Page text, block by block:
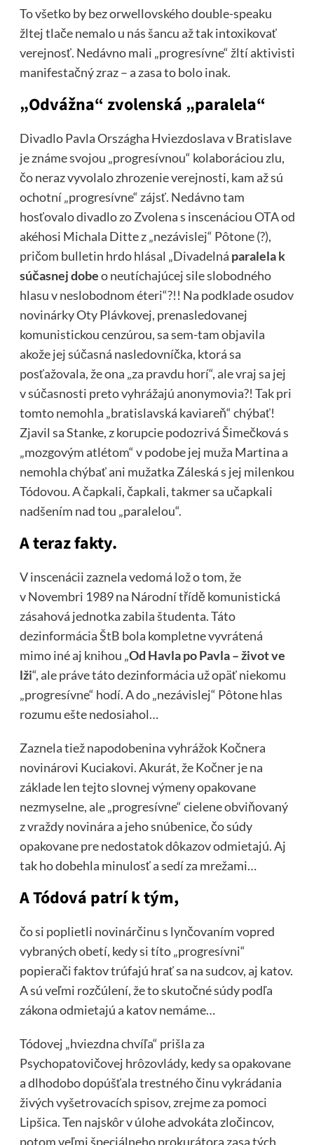
To všetko by bez orwellovského double-speaku
žltej tlače nemalo u nás šancu až tak intoxikovať
verejnosť. Nedávno mali „progresívne“ žltí aktivisti
manifestačný zraz – a zasa to bolo inak.
„Odvážna“ zvolenská „paralela“
Divadlo Pavla Országha Hviezdoslava v Bratislave
je známe svojou „progresívnou“ kolaboráciou zlu,
čo neraz vyvolalo zhrozenie verejnosti, kam až sú
ochotní „progresívne“ zájsť. Nedávno tam
hosťovalo divadlo zo Zvolena s inscenáciou OTA od
akéhosi Michala Ditte z „nezávislej“ Pôtone (?),
pričom bulletin hrdo hlásal „Divadelná paralela k
súčasnej dobeo neutíchajúcej sile slobodného
hlasu v neslobodnom éteri“?!! Na podklade osudov
novinárky Oty Plávkovej, prenasledovanej
komunistickou cenzúrou, sa sem-tam objavila
akože jej súčasná nasledovníčka, ktorá sa
posťažovala, že ona „za pravdu horí“, ale vraj sa jej
v súčasnosti preto vyhrážajú anonymovia?! Tak pri
tomto nemohla „bratislavská kaviareň“ chýbať!
Zjavil sa Stanke, z korupcie podozrivá Šimečková s
„mozgovým atlétom“ v podobe jej muža Martina a
nemohla chýbať ani mužatka Záleská s jej milenkou
Tódovou. A čapkali, čapkali, takmer sa učapkali
nadšením nad tou „paralelou“.
A teraz fakty.
V inscenácii zaznela vedomá lož o tom, že
v Novembri 1989 na Národní třídě komunistická
zásahová jednotka zabila študenta. Táto
dezinformácia ŠtB bola kompletne vyvrátená
mimo iné aj knihou „Od Havla po Pavla – život ve
lži“, ale práve táto dezinformácia už opäť niekomu
„progresívne“ hodí. A do „nezávislej“ Pôtone hlas
rozumu ešte nedosiahol…
Zaznela tiež napodobenina vyhrážok Kočnera
novinárovi Kuciakovi. Akurát, že Kočner je na
základe len tejto slovnej výmeny opakovane
nezmyselne, ale „progresívne“ cielene obviňovaný
z vraždy novinára a jeho snúbenice, čo súdy
opakovane pre nedostatok dôkazov odmietajú. Aj
tak ho dobehla minulosť a sedí za mrežami…
A Tódová patrí k tým,
čo si poplietli novinárčinu s lynčovaním vopred
vybraných obetí, kedy si títo „progresívni“
popierači faktov trúfajú hrať sa na sudcov, aj katov.
A sú veľmi rozčúlení, že to skutočné súdy podľa
zákona odmietajú a katov nemáme…
Tódovej „hviezdna chvíľa“ prišla za
Psychopatovičovej hrôzovlády, kedy sa opakovane
a dlhodobo dopúšťala trestného činu vykrádania
živých vyšetrovacích spisov, zrejme za pomoci
Lipšica. Ten najskôr v úlohe advokáta zločincov,
potom veľmi špeciálneho prokurátora zasa tých